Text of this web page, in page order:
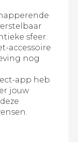
sfeer.
accessoire
nog
app heb
jouw